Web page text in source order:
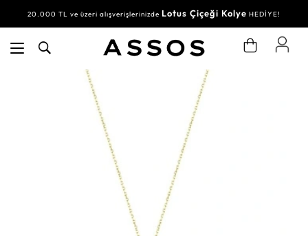
20.000 TL ve üzeri alışverişlerinizde Lotus Çiçeği Kolye HEDİYE!